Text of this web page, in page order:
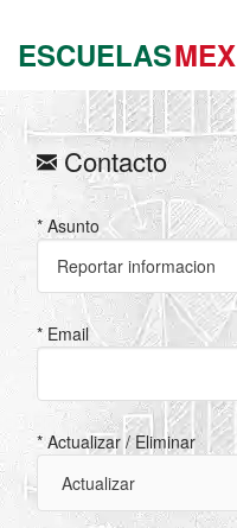
ESCUELASMEX
Contacto
* Asunto
* Email
* Actualizar / Eliminar